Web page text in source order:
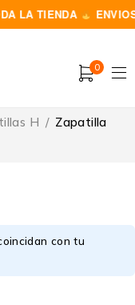
LA TIENDA ENVIOS
0
H / Zapatilla
con tu